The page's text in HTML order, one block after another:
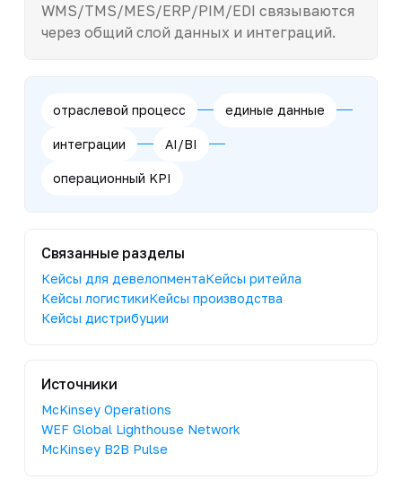
WMS/TMS/MES/ERP/PIM/EDI связываются
через общий слой данных и интеграций.
отраслевой процесс единые данные
интеграции AI/BI
операционный KPI
Связанные разделы
Кейсы для девелопментаКейсы ритейла
Кейсы логистикиКейсы производства
Кейсы дистрибуции
Источники
McKinsey Operations
WEF Global Lighthouse Network
McKinsey B2B Pulse